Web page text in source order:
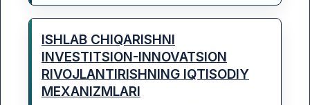
ISHLAB CHIQARISHNI
INVESTITSION-INNOVATSION
RIVOJLANTIRISHNING IQTISODIY
MEXANIZMLARI